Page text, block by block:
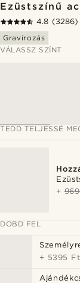
Ezüstszínű
4.8 (3286)
Gravírozás
VÁLASSZ SZÍNT
TEDD TELJESSÉ
+
DOBD FEL
+ 5395 Ft